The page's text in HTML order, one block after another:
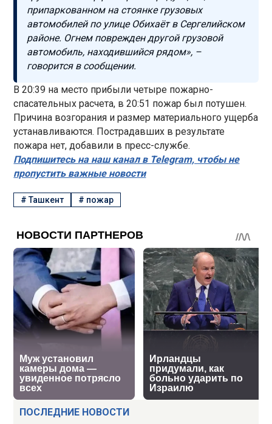
ПОСЛЕДНИЕ НОВОСТИ
припаркованном на стоянке грузовых
автомобилей по улице Обихаёт в Сергелийском
районе. Огнем поврежден другой грузовой
автомобиль, находившийся рядом», –
говорится в сообщении.
В 20:39 на место прибыли четыре пожарно-
спасательных расчета, в 20:51 пожар был потушен.
Причина возгорания и размер материального ущерба
устанавливаются. Пострадавших в результате
пожара нет, добавили в пресс-службе.
Подпишитесь на наш канал в Telegram, чтобы не
пропустить важные новости
#Ташкент # пожар